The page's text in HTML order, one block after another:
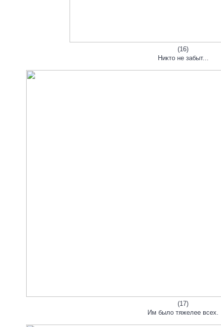
(16)
Никто не забыт...
(17)
Им было тяжелее всех.